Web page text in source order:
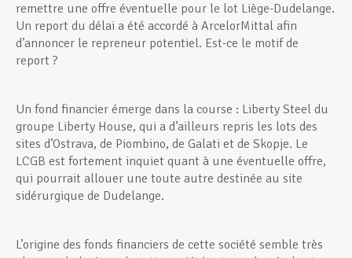
remettre une offre éventuelle pour le lot Liège-Dudelange.
Un report du délai a été accordé à ArcelorMittal afin
d’annoncer le repreneur potentiel. Est-ce le motif de
report ?
Un fond financier émerge dans la course : Liberty Steel du
groupe Liberty House, qui a d’ailleurs repris les lots des
sites d’Ostrava, de Piombino, de Galati et de Skopje. Le
LCGB est fortement inquiet quant à une éventuelle offre,
qui pourrait allouer une toute autre destinée au site
sidérurgique de Dudelange.
L’origine des fonds financiers de cette société semble très